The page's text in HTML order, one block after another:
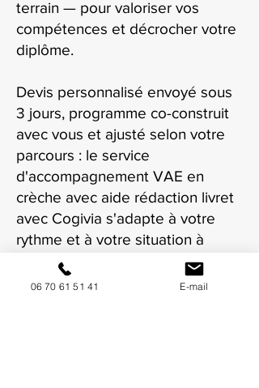
terrain — pour valoriser vos
compétences et décrocher votre
diplôme.
Devis personnalisé envoyé sous
3 jours, programme co-construit
avec vous et ajusté selon votre
parcours : le service
d'accompagnement VAE en
crèche avec aide rédaction livret
avec Cogivia s'adapte à votre
rythme et à votre situation à
06 70 61 51 41 E-mail